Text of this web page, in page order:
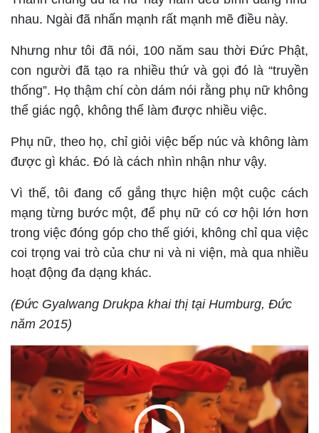
nhau. Ngài đã nhấn mạnh rất mạnh mẽ điều này.
Nhưng như tôi đã nói, 100 năm sau thời Đức Phật,
con người đã tạo ra nhiều thứ và gọi đó là “truyền
thống”. Họ thậm chí còn dám nói rằng phụ nữ không
thể giác ngộ, không thể làm được nhiều việc.
Phụ nữ, theo họ, chỉ giỏi việc bếp núc và không làm
được gì khác. Đó là cách nhìn nhận như vậy.
Vì thế, tôi đang cố gắng thực hiện một cuộc cách
mạng từng bước một, để phụ nữ có cơ hội lớn hơn
trong việc đóng góp cho thế giới, không chỉ qua việc
coi trọng vai trò của chư ni và ni viện, mà qua nhiều
hoạt động đa dạng khác.
(Đức Gyalwang Drukpa khai thị tại Humburg, Đức
năm 2015)